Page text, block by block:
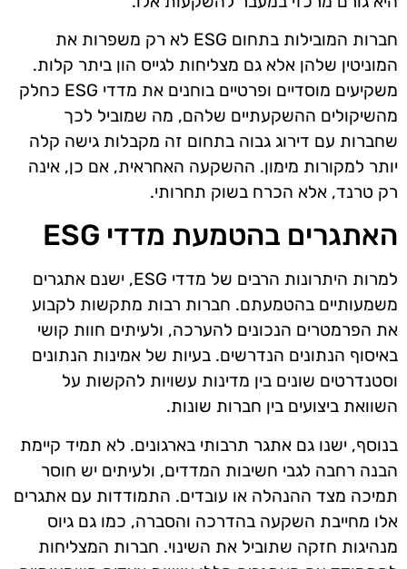
חברות המובילות בתחום ESG לא רק משפרות את
המוניטין שלהן אלא גם מצליחות לגייס הון ביתר קלות.
משקיעים מוסדיים ופרטיים בוחנים את מדדי ESG כחלק
מהשיקולים ההשקעתיים שלהם, מה שמוביל לכך
שחברות עם דירוג גבוה בתחום זה מקבלות גישה קלה
יותר למקורות מימון. ההשקעה האחראית, אם כן, אינה
רק טרנד, אלא הכרח בשוק תחרותי.
האתגרים בהטמעת מדדי ESG
למרות היתרונות הרבים של מדדי ESG, ישנם אתגרים
משמעותיים בהטמעתם. חברות רבות מתקשות לקבוע
את הפרמטרים הנכונים להערכה, ולעיתים חוות קושי
באיסוף הנתונים הנדרשים. בעיות של אמינות הנתונים
וסטנדרטים שונים בין מדינות עשויות להקשות על
השוואת ביצועים בין חברות שונות.
בנוסף, ישנו גם אתגר תרבותי בארגונים. לא תמיד קיימת
הבנה רחבה לגבי חשיבות המדדים, ולעיתים יש חוסר
תמיכה מצד ההנהלה או עובדים. התמודדות עם אתגרים
אלו מחייבת השקעה בהדרכה והסברה, כמו גם גיוס
מנהיגות חזקה שתוביל את השינוי. חברות המצליחות